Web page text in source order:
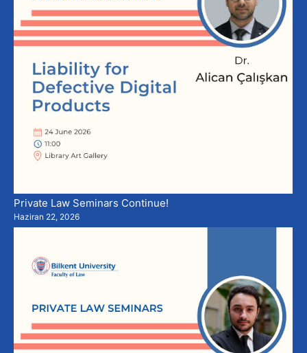
Private Law Seminars Continue!
Haziran 22, 2026